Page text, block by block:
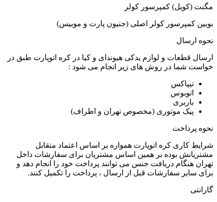
مگنت (کویل) کمپرسور کولر
بوبین کمپرسور کولر اصلی (جنیون پارت و موبیس)
نحوه ارسال
ارسال قطعات و لوازم یدکی هیوندای و کیا در کره اتوپارت طبق در
خواست شما در روش های زیر انجام می شود :
تیپاکس
اتوبوس
باربری
پیک موتوری (مخصوص تهران و اطراف)
نحوه پرداخت
شرایط کاری کره اتوپارت همواره بر اساس اعتماد متقابل
مشتریانش بوده بر همین اساس مشتریان برای سفارشات داخل
تهران هنگام دریافت جنس می توانند پرداخت خود را انجام دهد و
برای سایر سفارشات قبل از ارسال ، پرداخت را تکمیل کنند.
گارانتی